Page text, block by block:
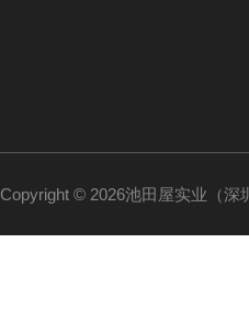
Copyright © 2026池田屋实业（